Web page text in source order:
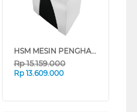
HSM MESIN PENGHANCUR KERTAS PAPER SHREDDER HSMB22C3_9X30
Rp15.159.000
Rp 13.609.000